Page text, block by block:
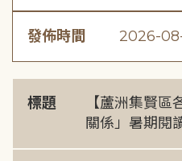
發佈時間 2026-
標題
【蘆洲集賢區
關係」暑期閱